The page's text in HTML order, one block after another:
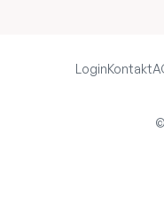
LoginKontakt